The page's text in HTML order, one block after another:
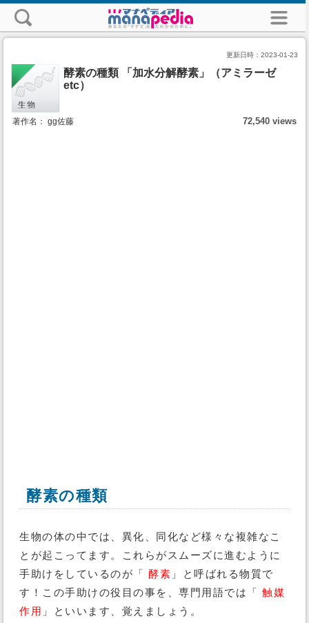
更新日時： 2023-01-23
酵素の種類 「加水分解酵素」（アミラーゼ
etc）
著作名： gg佐藤 72,540 views
酵素の種類
生物の体の中では、異化、同化など様々な複雑なこ
とが起こってます。これらがスムーズに進むように
手助けをしているのが「
酵素 」と呼ばれる物質で
す！この手助けの役目の事を、専門用語では「
触媒
作用 」といいます、覚えましょう。